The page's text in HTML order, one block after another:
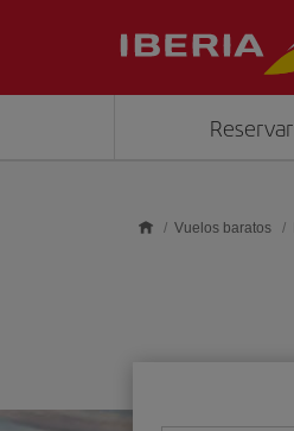
Reservar
Vuelos baratos